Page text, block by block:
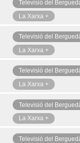
Televisió del
La Xarxa +
Televisió del
La Xarxa +
Televisió del
La Xarxa +
Televisió del
La Xarxa +
Televisió del